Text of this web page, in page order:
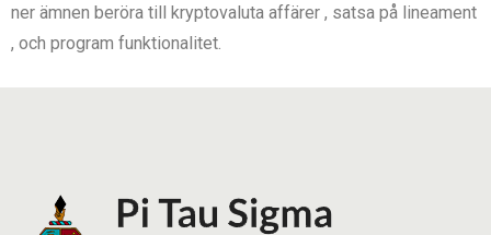
ner ämnen beröra till kryptovaluta affärer , satsa på lineament
, och program funktionalitet.